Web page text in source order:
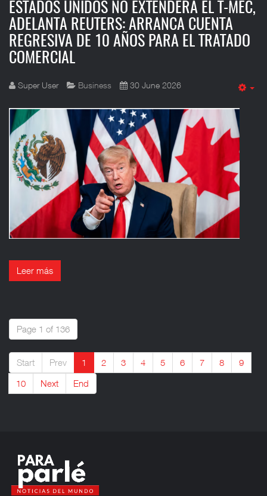
ESTADOS UNIDOS NO EXTENDERÁ EL T-MEC,
ADELANTA REUTERS: ARRANCA CUENTA
REGRESIVA DE 10 AÑOS PARA EL TRATADO
COMERCIAL
Super User Business 30 June 2026
Leer más
Page 1 of 136
Start Prev 1 2 3 4 5 6 7 8
9
10
Next End